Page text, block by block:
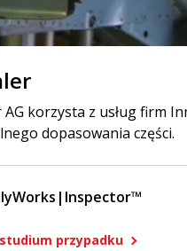
AG korzysta z usług firm
dopasowania części.
przypadku